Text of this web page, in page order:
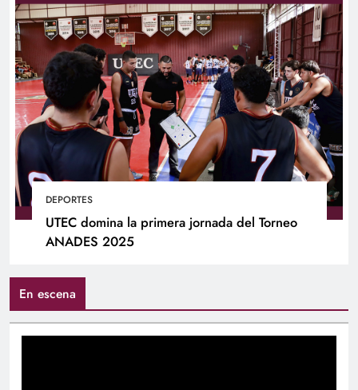
DEPORTES
UTEC domina la primera jornada del Torneo
ANADES 2025
En escena